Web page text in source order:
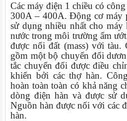
Các máy điện 1 chiều có
300A – 400A. Động cơ máy
sử dụng nhiều nhất cho máy
nước trong môi trường ẩm
được nối đất (mass) với tàu.
gồm một bộ chuyển đổi
tắc chuyển đổi được điều
khiển bởi các thợ hàn.
hoàn toàn toàn có khả năng
dòng điện hàn và được sử
Nguồn hàn được nối với các
hàn.